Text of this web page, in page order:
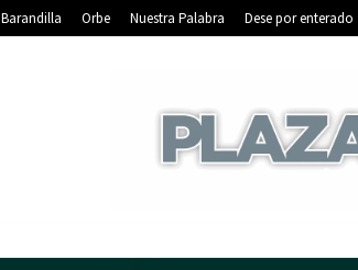
Barandilla Orbe Nuestra Palabra Dese por enterado